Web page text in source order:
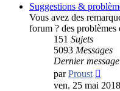
Suggestions &
Vous avez des
forum ? des
151 Sujets
5093 Messages
Dernier message
parProust
le
ven. 25 mai